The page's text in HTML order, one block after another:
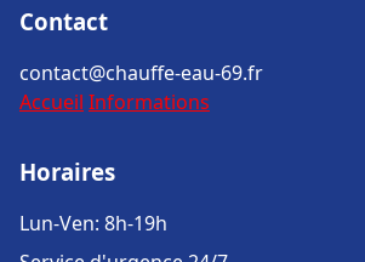
Contact
contact@chauffe-eau-69.fr
Accueil Informations
Horaires
Lun-Ven: 8h-19h